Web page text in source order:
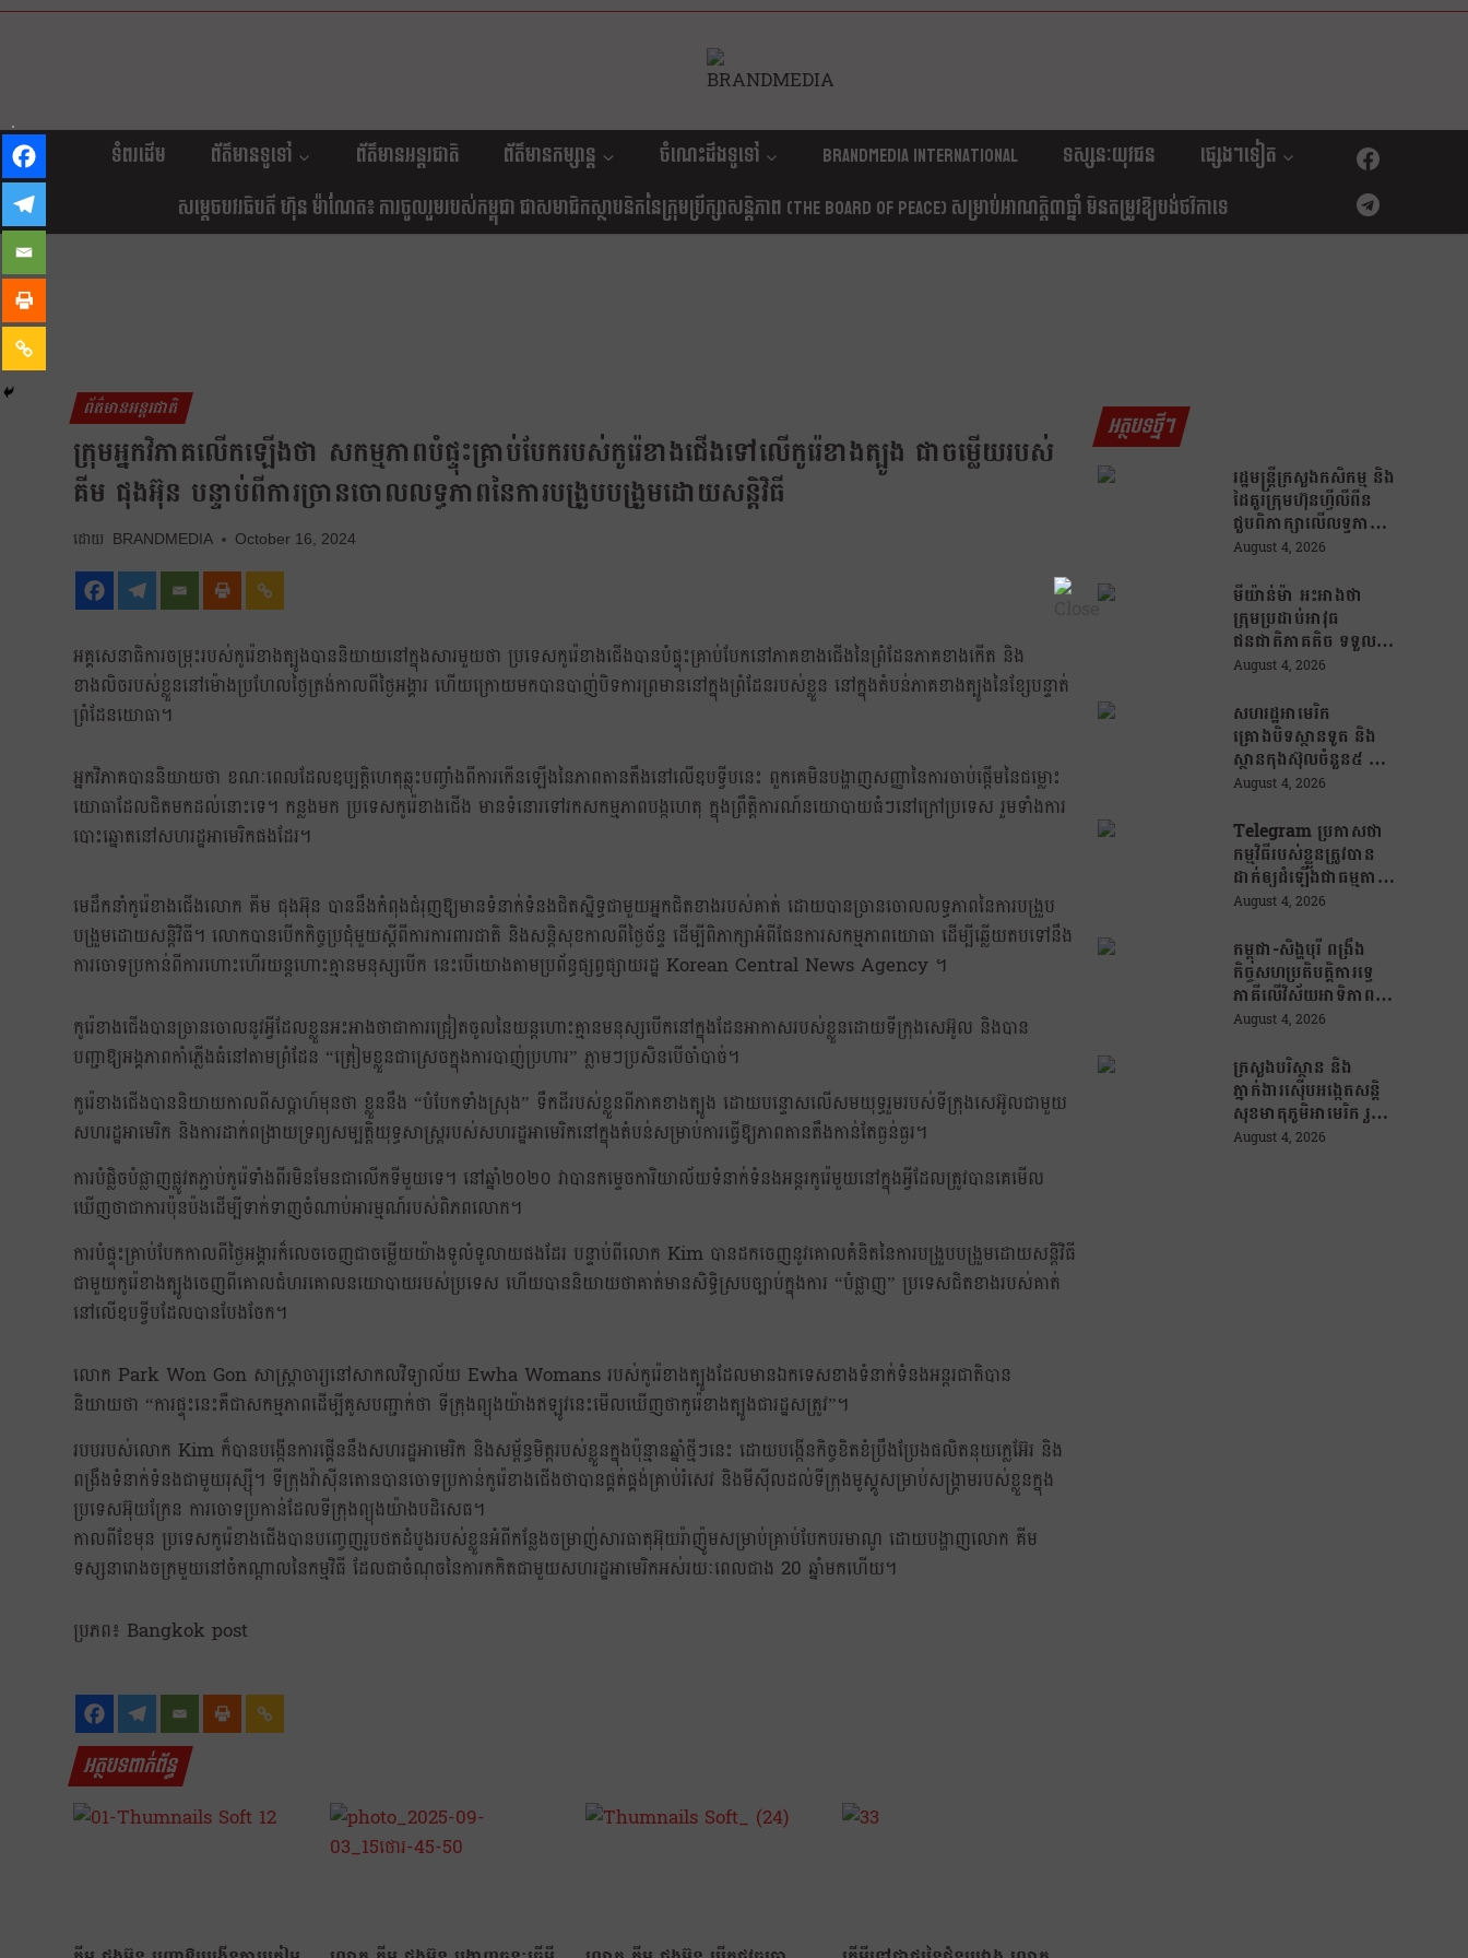
ទំពរដើម ព័ត៌មានទូទៅ ព័ត៌មានអន្តរជាតិ ព័ត៌មានកម្សាន្ត ចំណេះដឹងទូទៅ Brandmedia international ទស្សនៈយុវជន
ផ្សេងៗទៀត
សម្តេចបវរធិបតី ហ៊ុន ម៉ាណែត៖ ការចូលរួមរបស់កម្ពុជា ជាសមាជិកស្ថាបនិកនៃក្រុមប្រឹក្សាសន្តិភាព (The Board Of Peace) សម្រាប់អាណត្តិ៣ឆ្នាំ មិនតម្រូវឱ្យបង់ថវិកាទេ
ព័ត៌មានអន្តរជាតិ
ក្រុមអ្នកវិភាគលើកឡើងថា សកម្មភាពបំផ្ទុះគ្រាប់បែករបស់កូរ៉េខាងជើងទៅលើកូរ៉េខាងត្បូង ជាចម្លើយរបស់
គីម ជុងអ៊ុន បន្ទាប់ពីការច្រានចោលលទ្ធភាពនៃការបង្រួបបង្រួមដោយសន្តិវិធី
BRANDMEDIA October 16, 2024
អគ្គសេនាធិការចម្រុះរបស់កូរ៉េខាងត្បូងបាននិយាយនៅក្នុងសារមួយថា ប្រទេសកូរ៉េខាងជើងបានបំផ្ទុះគ្រាប់បែកនៅភាគខាងជើងនៃព្រំដែនភាគខាងកើត និង
ខាងលិចរបស់ខ្លួននៅម៉ោងប្រហែលថ្ងៃត្រង់កាលពីថ្ងៃអង្គារ ហើយក្រោយមកបានបាញ់បិទការព្រមាននៅក្នុងព្រំដែនរបស់ខ្លួន នៅក្នុងតំបន់ភាគខាងត្បូងនៃខ្សែបន្ទាត់
ព្រំដែនយោធា។
អ្នកវិភាគបាននិយាយថា ខណៈពេលដែលឧប្បត្តិហេតុឆ្លុះបញ្ចាំងពីការកើនឡើងនៃភាពតានតឹងនៅលើឧបទ្វីបនេះ ពួកគេមិនបង្ហាញសញ្ញានៃការចាប់ផ្តើមនៃជម្លោះ
យោធាដែលជិតមកដល់នោះទេ។ កន្លងមក ប្រទេសកូរ៉េខាងជើង មានទំនោរទៅរកសកម្មភាពបង្កហេតុ ក្នុងព្រឹត្តិការណ៍នយោបាយធំៗនៅក្រៅប្រទេស រួមទាំងការ
បោះឆ្នោតនៅសហរដ្ឋអាមេរិកផងដែរ។
មេដឹកនាំកូរ៉េខាងជើងលោក គីម ជុងអ៊ុន បាននឹងកំពុងជំរុញឱ្យមានទំនាក់ទំនងជិតស្និទ្ធជាមួយអ្នកជិតខាងរបស់គាត់ ដោយបានច្រានចោលលទ្ធភាពនៃការបង្រួប
បង្រួមដោយសន្តិវិធី។ លោកបានបើកកិច្ចប្រជុំមួយស្តីពីការការពារជាតិ និងសន្តិសុខកាលពីថ្ងៃច័ន្ទ ដើម្បីពិភាក្សាអំពីផែនការសកម្មភាពយោធា ដើម្បីឆ្លើយតបទៅនឹង
ការចោទប្រកាន់ពីការហោះហើរយន្តហោះគ្មានមនុស្សបើក នេះបើយោងតាមប្រព័ន្ធផ្សព្វផ្សាយរដ្ឋ Korean Central News Agency ។
កូរ៉េខាងជើងបានច្រានចោលនូវអ្វីដែលខ្លួនអះអាងថាជាការជ្រៀតចូលនៃយន្តហោះគ្មានមនុស្សបើកនៅក្នុងដែនអាកាសរបស់ខ្លួនដោយទីក្រុងសេអ៊ូល និងបាន
បញ្ជាឱ្យអង្គភាពកាំភ្លើងធំនៅតាមព្រំដែន “ត្រៀមខ្លួនជាស្រេចក្នុងការបាញ់ប្រហារ” ភ្លាមៗប្រសិនបើចាំបាច់។
កូរ៉េខាងជើងបាននិយាយកាលពីសប្តាហ៍មុនថា ខ្លួននឹង “បំបែកទាំងស្រុង” ទឹកដីរបស់ខ្លួនពីភាគខាងត្បូង ដោយបន្ទោសលើសមយុទ្ធរួមរបស់ទីក្រុងសេអ៊ូលជាមួយ
សហរដ្ឋអាមេរិក និងការដាក់ពង្រាយទ្រព្យសម្បត្តិយុទ្ធសាស្ត្ររបស់សហរដ្ឋអាមេរិកនៅក្នុងតំបន់សម្រាប់ការធ្វើឱ្យភាពតានតឹងកាន់តែធ្ងន់ធ្ងរ។
ការបំផ្លិចបំផ្លាញផ្លូវតភ្ជាប់កូរ៉េទាំងពីរមិនមែនជាលើកទីមួយទេ។ នៅឆ្នាំ២០២០ វាបានកម្ទេចការិយាល័យទំនាក់ទំនងអន្តរកូរ៉េមួយនៅក្នុងអ្វីដែលត្រូវបានគេមើល
ឃើញថាជាការប៉ុនប៉ងដើម្បីទាក់ទាញចំណាប់អារម្មណ៍របស់ពិភពលោក។
ការបំផ្ទុះគ្រាប់បែកកាលពីថ្ងៃអង្គារក៏លេចចេញជាចម្លើយយ៉ាងទូលំទូលាយផងដែរ បន្ទាប់ពីលោក Kim បានដកចេញនូវគោលគំនិតនៃការបង្រួបបង្រួមដោយសន្តិវិធី
ជាមួយកូរ៉េខាងត្បូងចេញពីគោលជំហរគោលនយោបាយរបស់ប្រទេស ហើយបាននិយាយថាគាត់មានសិទ្ធិស្របច្បាប់ក្នុងការ “បំផ្លាញ” ប្រទេសជិតខាងរបស់គាត់
នៅលើឧបទ្វីបដែលបានបែងចែក។
លោក Park Won Gon សាស្ត្រាចារ្យនៅសាកលវិទ្យាល័យ Ewha Womans របស់កូរ៉េខាងត្បូងដែលមានឯកទេសខាងទំនាក់ទំនងអន្តរជាតិបាន
និយាយថា “ការផ្ទុះនេះគឺជាសកម្មភាពដើម្បីគូសបញ្ជាក់ថា ទីក្រុងព្យុងយ៉ាងឥឡូវនេះមើលឃើញថាកូរ៉េខាងត្បូងជារដ្ឋសត្រូវ”។
របបរបស់លោក Kim ក៏បានបង្កើនការផ្គើននឹងសហរដ្ឋអាមេរិក និងសម្ព័ន្ធមិត្តរបស់ខ្លួនក្នុងប៉ុន្មានឆ្នាំថ្មីៗនេះ ដោយបង្កើនកិច្ចខិតខំប្រឹងប្រែងផលិតនុយក្លេអ៊ែរ និង
ពង្រឹងទំនាក់ទំនងជាមួយរុស្ស៊ី។ ទីក្រុងវ៉ាស៊ីនតោនបានចោទប្រកាន់កូរ៉េខាងជើងថាបានផ្គត់ផ្គង់គ្រាប់រំសេវ និងមីស៊ីលដល់ទីក្រុងមូស្គូសម្រាប់សង្គ្រាមរបស់ខ្លួនក្នុង
ប្រទេសអ៊ុយក្រែន ការចោទប្រកាន់ដែលទីក្រុងព្យុងយ៉ាងបដិសេធ។
កាលពីខែមុន ប្រទេសកូរ៉េខាងជើងបានបញ្ចេញរូបថតដំបូងរបស់ខ្លួនអំពីកន្លែងចម្រាញ់សារធាតុអ៊ុយរ៉ាញ៉ូមសម្រាប់គ្រាប់បែកបរមាណូ ដោយបង្ហាញលោក គីម
ទស្សនារោងចក្រមួយនៅចំកណ្តាលនៃកម្មវិធី ដែលជាចំណុចនៃការកកិតជាមួយសហរដ្ឋអាមេរិកអស់រយៈពេលជាង 20 ឆ្នាំមកហើយ។
ប្រភព៖ Bangkok post
អត្ថបទពាក់ព័ន្ធ
អត្ថបទថ្មីៗ
រដ្ឋមន្រ្តីក្រសួងកសិកម្ម និង
ដៃគូរក្រុមហ៊ុនហ្វីលីពីន
ជួបពិភាក្សាលើលទ្ធភាព
ជំរុញការនាំចេញកសិផល
ហ្វីលីពីន
August 4, 2026
មីយ៉ាន់ម៉ា អះអាងថា
ក្រុមប្រដាប់អាវុធ
ជនជាតិភាគតិច ទទួល
សំណូកពីក្រុម
(Online Scam) ជាថ្នូរ
នឹងការជួយរត់ចូល
ប្រទេសថៃ!
August 4, 2026
សហរដ្ឋអាមេរិក
គ្រោងបិទស្ថានទូត និង
ស្ថានកុងស៊ុលចំនួន៥ នៅ
ប្រទេសមួយចំនួន ដើម្បី
វត្តមានការទូតដែលគ្មាន
ប្រសិទ្ធភាព
August 4, 2026
Telegram ប្រកាសថា
កម្មវិធីរបស់ខ្លួនត្រូវបាន
ដាក់ឲ្យដំឡើងជាធម្មតា
វិញលើ App Store
បាត់ខ្លួនដោយគ្មានការ
បញ្ជាក់ពីមូលហេតុ
August 4, 2026
កម្ពុជា-សិង្ហបុរី ពង្រឹង
កិច្ចសហប្រតិបត្តិការទ្វេ
ភាគីលើវិស័យអាទិភាព
សំខាន់ៗចំនួន ៤ !
August 4, 2026
ក្រសួងបរិស្ថាន និង
ភ្នាក់ងារស៊ើបអង្កេតសន្តិ
សុខមាតុភូមិអាមេរិក រួម
គ្នា បង្រ្កាបបទល្មើស
August 4, 2026